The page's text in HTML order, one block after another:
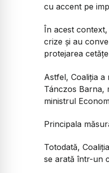
cu accent pe
În acest
crize și au
protejarea
Astfel, Coaliția
Tánczos Barna,
ministrul
Principala
Totodată,
se arată într-un